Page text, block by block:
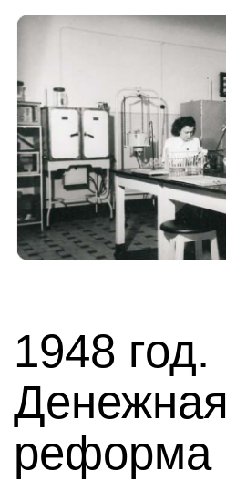
1948 год.
Денежная
реформа